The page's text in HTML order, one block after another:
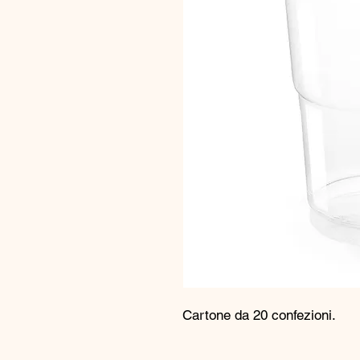
Cartone da 20 confezioni.